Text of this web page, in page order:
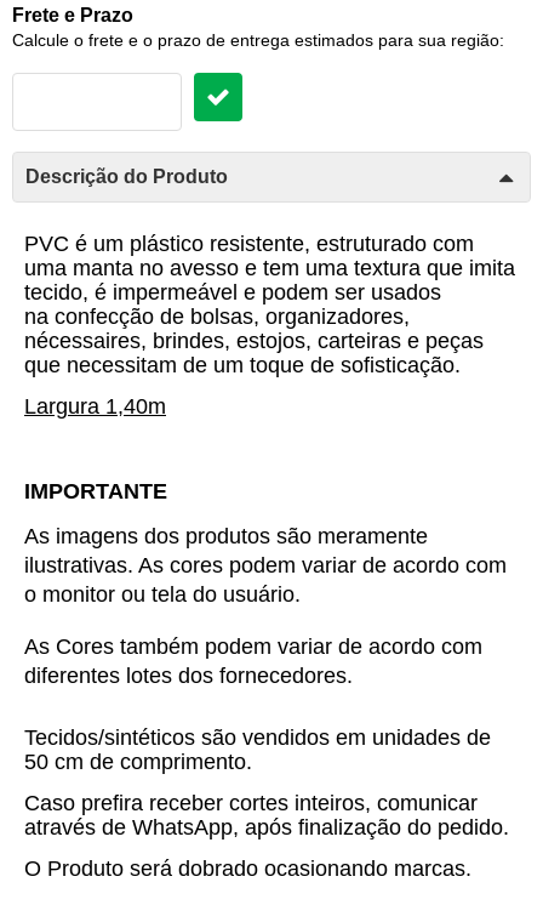
Frete e Prazo
Calcule o frete e o prazo de entrega estimados para sua região:
Descrição do Produto
PVC é um plástico resistente, estruturado com
uma manta no avesso e tem uma textura que imita
tecido, é impermeável e podem ser usados
na confecção de bolsas, organizadores,
nécessaires, brindes, estojos, carteiras e peças
que necessitam de um toque de sofisticação.
Largura 1,40m
IMPORTANTE
As imagens dos produtos são meramente
ilustrativas. As cores podem variar de acordo com
o monitor ou tela do usuário.
As Cores também podem variar de acordo com
diferentes lotes dos fornecedores.
Tecidos/sintéticos são vendidos em unidades de
50 cm de comprimento.
Caso prefira receber cortes inteiros, comunicar
através de WhatsApp, após finalização do pedido.
O Produto será dobrado ocasionando marcas.